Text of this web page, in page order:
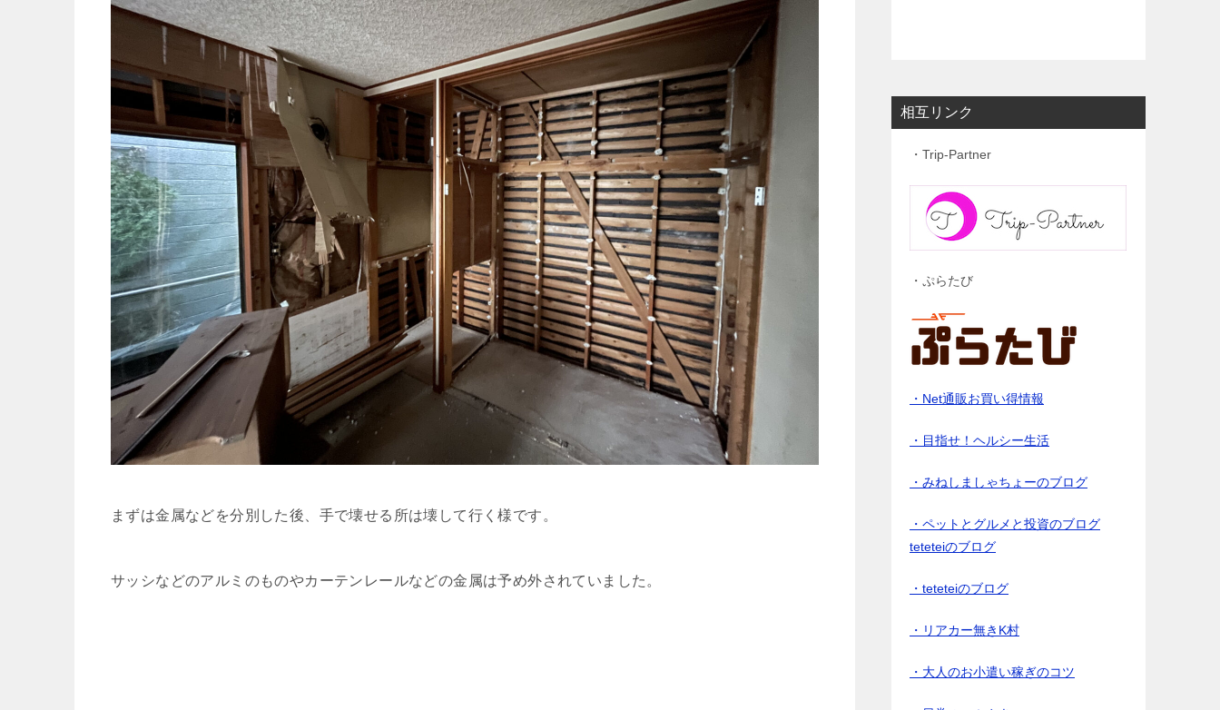
まずは金属などを分別した後、手で壊せる所は壊して行く様です。
サッシなどのアルミのものやカーテンレールなどの金属は予め外されていました。
相互リンク
・Trip-Partner
・ぷらたび
・Net通販お買い得情報
・目指せ！ヘルシー生活
・みねしましゃちょーのブログ
・ペットとグルメと投資のブログ
teteteiのブログ
・teteteiのブログ
・リアカー無きK村
・大人のお小遣い稼ぎのコツ